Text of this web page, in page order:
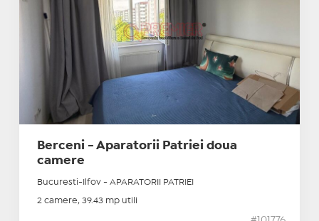
Berceni - Aparatorii Patriei doua
camere
Bucuresti-Ilfov - APARATORII PATRIEI
2 camere, 39.43 mp utili